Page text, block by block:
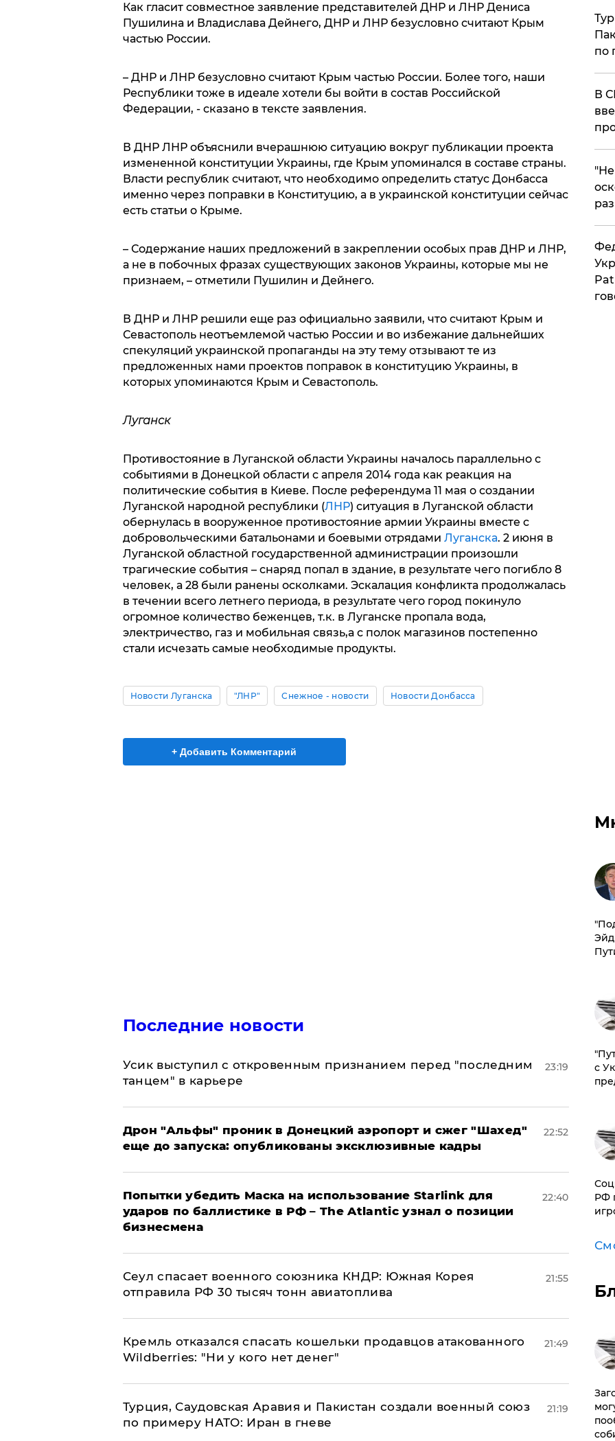
Как гласит совместное заявление представителей ДНР и ЛНР Дениса
Пушилина и Владислава Дейнего, ДНР и ЛНР безусловно считают Крым
частью России.
– ДНР и ЛНР безусловно считают Крым частью России. Более того, наши
Республики тоже в идеале хотели бы войти в состав Российской
Федерации, - сказано в тексте заявления.
В ДНР ЛНР объяснили вчерашнюю ситуацию вокруг публикации проекта
измененной конституции Украины, где Крым упоминался в составе страны.
Власти республик считают, что необходимо определить статус Донбасса
именно через поправки в Конституцию, а в украинской конституции сейчас
есть статьи о Крыме.
– Содержание наших предложений в закреплении особых прав ДНР и ЛНР,
а не в побочных фразах существующих законов Украины, которые мы не
признаем, – отметили Пушилин и Дейнего.
В ДНР и ЛНР решили еще раз официально заявили, что считают Крым и
Севастополь неотъемлемой частью России и во избежание дальнейших
спекуляций украинской пропаганды на эту тему отзывают те из
предложенных нами проектов поправок в конституцию Украины, в
которых упоминаются Крым и Севастополь.
Луганск
Противостояние в Луганской области Украины началось параллельно с
событиями в Донецкой области с апреля 2014 года как реакция на
политические события в Киеве. После референдума 11 мая о создании
Луганской народной республики (ЛНР) ситуация в Луганской области
обернулась в вооруженное противостояние армии Украины вместе с
добровольческими батальонами и боевыми отрядами Луганска. 2 июня в
Луганской областной государственной администрации произошли
трагические события – снаряд попал в здание, в результате чего погибло 8
человек, а 28 были ранены осколками. Эскалация конфликта продолжалась
в течении всего летнего периода, в результате чего город покинуло
огромное количество беженцев, т.к. в Луганске пропала вода,
электричество, газ и мобильная связь,а с полок магазинов постепенно
стали исчезать самые необходимые продукты.
Новости Луганска "ЛНР" Снежное - новости Новости Донбасса
+ Добавить Комментарий
Последние новости
Усик выступил с откровенным признанием перед "последним
танцем" в карьере
23:19
Дрон "Альфы" проник в Донецкий аэропорт и сжег "Шахед"
еще до запуска: опубликованы эксклюзивные кадры
22:52
Попытки убедить Маска на использование Starlink для
ударов по баллистике в РФ – The Atlantic узнал о позиции
бизнесмена
22:40
​Сеул спасает военного союзника КНДР: Южная Корея
отправила РФ 30 тысяч тонн авиатоплива
21:55
Кремль отказался спасать кошельки продавцов атакованного
Wildberries: "Ни у кого нет денег"
21:49
Турция, Саудовская Аравия и Пакистан создали военный союз
по примеру НАТО: Иран в гневе
21:19
по
В
с
РФ